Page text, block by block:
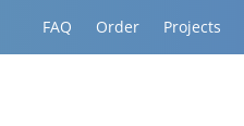
FAQ Order Projects